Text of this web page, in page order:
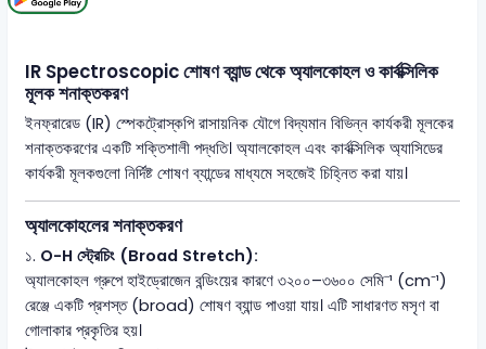
IR Spectroscopic শোষণ ব্যান্ড থেকে অ্যালকোহল ও কার্বক্সিলিক
মূলক শনাক্তকরণ
ইনফ্রারেড (IR) স্পেকট্রোস্কপি রাসায়নিক যৌগে বিদ্যমান বিভিন্ন কার্যকরী মূলকের
শনাক্তকরণের একটি শক্তিশালী পদ্ধতি। অ্যালকোহল এবং কার্বক্সিলিক অ্যাসিডের
কার্যকরী মূলকগুলো নির্দিষ্ট শোষণ ব্যান্ডের মাধ্যমে সহজেই চিহ্নিত করা যায়।
অ্যালকোহলের শনাক্তকরণ
১. O-H স্ট্রেচিং (Broad Stretch):
অ্যালকোহল গ্রুপে হাইড্রোজেন বন্ডিংয়ের কারণে ৩২০০–৩৬০০ সেমি⁻¹ (cm⁻¹)
রেঞ্জে একটি প্রশস্ত (broad) শোষণ ব্যান্ড পাওয়া যায়। এটি সাধারণত মসৃণ বা
গোলাকার প্রকৃতির হয়।